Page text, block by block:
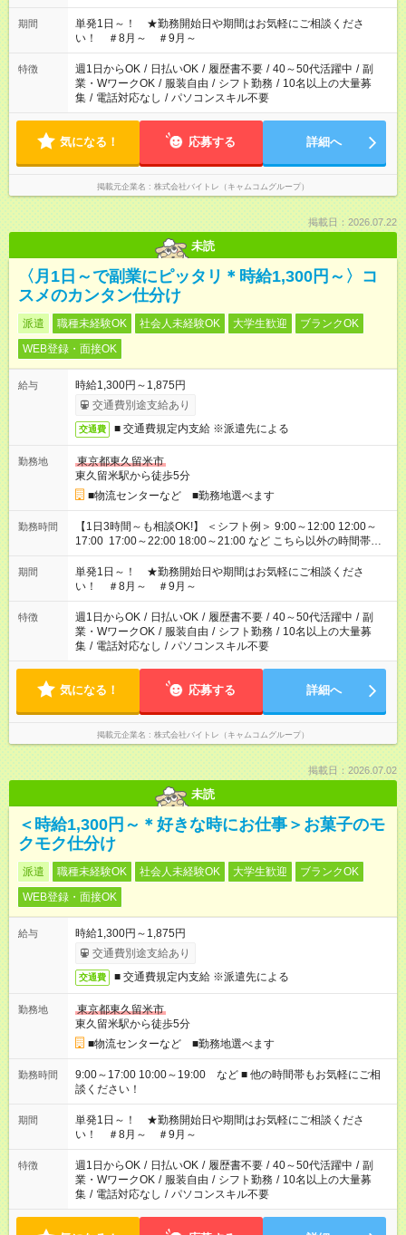
お気軽にご相談ください！
期間
単発1日～！ ★勤務開始日や期間はお気軽にご相談くださ
い！ ＃8月～ ＃9月～
特徴 週1日からOK / 日払いOK / 履歴書不要 / 40～50代活躍中 / 副
業・WワークOK / 服装自由 / シフト勤務 / 10名以上の大量募
集 / 電話対応なし / パソコンスキル不要
気になる！ 応募する 詳細へ
掲載元企業名 株式会社バイトレ（キャムコムグループ）
掲載日：2026.07.22
未読
〈月1日～で副業にピッタリ＊時給1,300円～〉コ
スメのカンタン仕分け
派遣 職種未経験OK 社会人未経験OK 大学生歓迎
ブランクOK
WEB登録・面接OK
給与
時給1,300円～1,875円
交通費別途支給あり
交通費 ■ 交通費規定内支給 ※派遣先による
勤務地
東京都東久留米市
東久留米駅から徒歩5分
■物流センターなど ■勤務地選べます
勤務時間
【1日3時間～も相談OK!】 ＜シフト例＞ 9:00～12:00 12:00～
17:00 17:00～22:00 18:00～21:00 など こちら以外の時間帯も
お気軽にご相談ください！
期間
単発1日～！ ★勤務開始日や期間はお気軽にご相談くださ
い！ ＃8月～ ＃9月～
特徴 週1日からOK / 日払いOK / 履歴書不要 / 40～50代活躍中 / 副
業・WワークOK / 服装自由 / シフト勤務 / 10名以上の大量募
集 / 電話対応なし / パソコンスキル不要
気になる！ 応募する 詳細へ
掲載元企業名 株式会社バイトレ（キャムコムグループ）
掲載日：2026.07.02
未読
＜時給1,300円～＊好きな時にお仕事＞お菓子のモ
クモク仕分け
派遣 職種未経験OK 社会人未経験OK 大学生歓迎
ブランクOK
WEB登録・面接OK
給与
時給1,300円～1,875円
交通費別途支給あり
交通費 ■ 交通費規定内支給 ※派遣先による
勤務地
東京都東久留米市
東久留米駅から徒歩5分
■物流センターなど ■勤務地選べます
勤務時間
9:00～17:00 10:00～19:00 など ■ 他の時間帯もお気軽にご相
談ください！
期間
単発1日～！ ★勤務開始日や期間はお気軽にご相談くださ
い！ ＃8月～ ＃9月～
特徴 週1日からOK / 日払いOK / 履歴書不要 / 40～50代活躍中 / 副
業・WワークOK / 服装自由 / シフト勤務 / 10名以上の大量募
集 / 電話対応なし / パソコンスキル不要